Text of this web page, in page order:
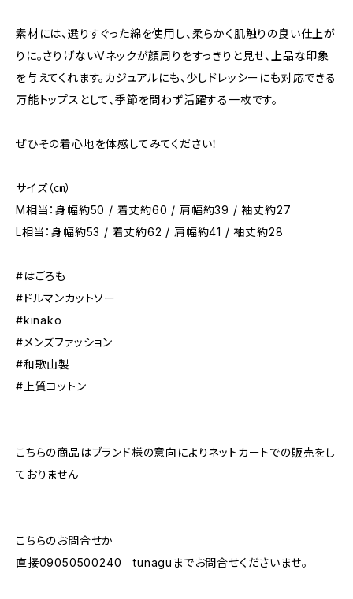
素材には、選りすぐった綿を使用し、柔らかく肌触りの良い仕上が
りに。さりげないVネックが顔周りをすっきりと見せ、上品な印象
を与えてくれます。カジュアルにも、少しドレッシーにも対応できる
万能トップスとして、季節を問わず活躍する一枚です。
ぜひその着心地を体感してみてください！
サイズ（㎝）
M相当：身幅約50 / 着丈約60 / 肩幅約39 / 袖丈約27
L相当：身幅約53 / 着丈約62 / 肩幅約41 / 袖丈約28
#はごろも
#ドルマンカットソー
#kinako
#メンズファッション
#和歌山製
#上質コットン
こちらの商品はブランド様の意向によりネットカートでの販売をし
ておりません
こちらのお問合せか
直接09050500240 tunaguまでお問合せくださいませ。